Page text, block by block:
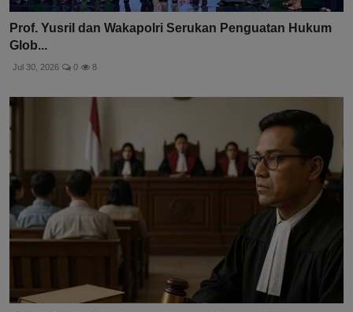
Prof. Yusril dan Wakapolri Serukan Penguatan Hukum
Glob...
Jul 30, 2026 0 8